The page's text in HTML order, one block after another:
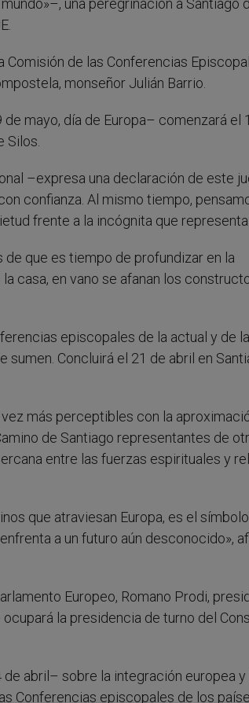
una peregrinación a Santiago
de las Conferencias
monseñor Julián Barrio.
mayo, día de Europa– comenzará el
Silos.
–expresa una declaración de este
confianza. Al mismo tiempo,
frente a la incógnita que
que es tiempo de profundizar en la
casa, en vano se afanan los
episcopales de la actual y de
Concluirá el 21 de abril en
más perceptibles con la
de Santiago representantes de
entre las fuerzas espirituales y
que atraviesan Europa, es el símbolo
a un futuro aún desconocido»,
Europeo, Romano Prodi,
la presidencia de turno del
abril– sobre la integración europea y
Conferencias episcopales de los